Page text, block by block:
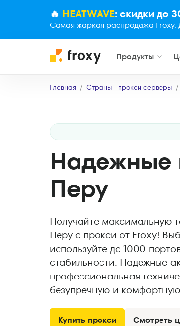
🔥 HEATWAVE: скидки до
Самая жаркая распродажа Froxy.
Продукты
Главная Страны - прокси серверы
Надежные
Перу
Получайте максимальную
Перу с прокси от Froxy!
используйте до 1000
стабильности. Надежные
профессиональная
безупречную и
Купить прокси Смотреть